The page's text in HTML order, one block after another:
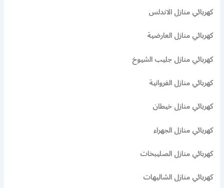
كهربائي منازل الاندلس
كهربائي منازل العارضية
كهربائي منازل جليب الشيوخ
كهربائي منازل الفروانية
كهربائي منازل خيطان
كهربائي منازل الجهراء
كهربائي منازل الصليبخات
كهربائي منازل الشاليهات